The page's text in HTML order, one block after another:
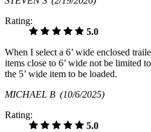
Rating:
5.0
When I select a 6’ wide enclosed
items close to 6’ wide not be limited
the 5’ wide item to be loaded.
MICHAEL B (10/6/2025)
Rating:
5.0